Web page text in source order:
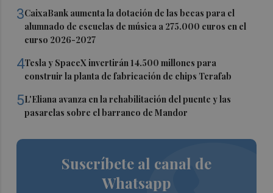
3CaixaBank aumenta la dotación de las becas para el
alumnado de escuelas de música a 275.000 euros en el
curso 2026-2027
4Tesla y SpaceX invertirán 14.500 millones para
construir la planta de fabricación de chips Terafab
5L'Eliana avanza en la rehabilitación del puente y las
pasarelas sobre el barranco de Mandor
Suscríbete al canal de
Whatsapp